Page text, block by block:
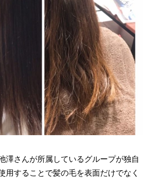
澤さんが所属しているグループが独自
用することで髪の毛を表面だけでなく